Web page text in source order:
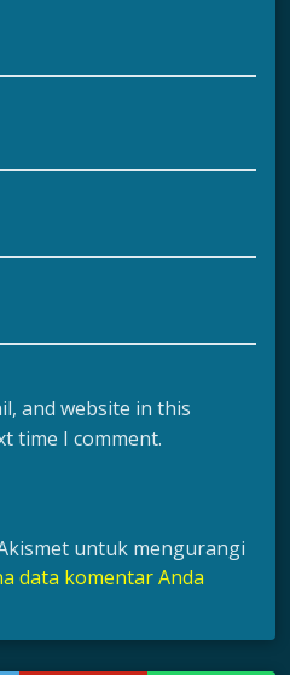
and website in this
time I comment.
untuk mengurangi
data komentar Anda